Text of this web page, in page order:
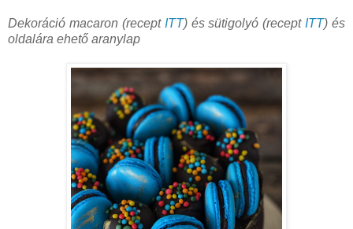
Dekoráció macaron (recept ITT) és sütigolyó (receptITT) és
oldalára ehető aranylap